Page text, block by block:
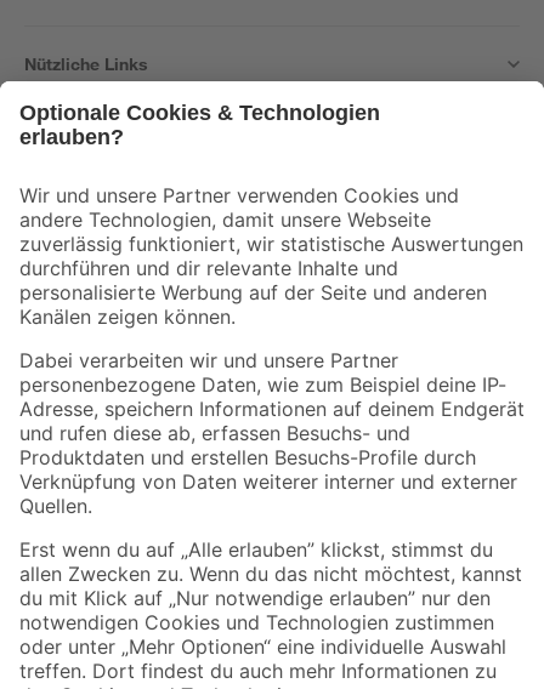
Nützliche Links
Der toom Newsletter: Keine Angebote und Aktionen mehr verpassen!
Zur Newsletter Anmeldung
Folge uns
Zahlungsarten Versandarten
Sicher einkaufen
Jetzt die toom-App herunterladen